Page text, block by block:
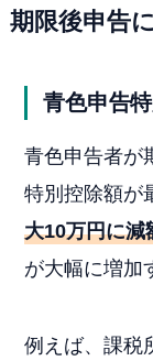
期限後申告
青色申告
青色申告者が
特別控除額が
大10万円に減
が大幅に増加
例えば、課税